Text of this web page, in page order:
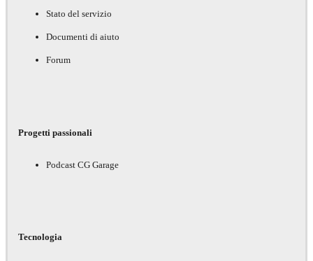
Stato del servizio
Documenti di aiuto
Forum
Progetti passionali
Podcast CG Garage
Tecnologia